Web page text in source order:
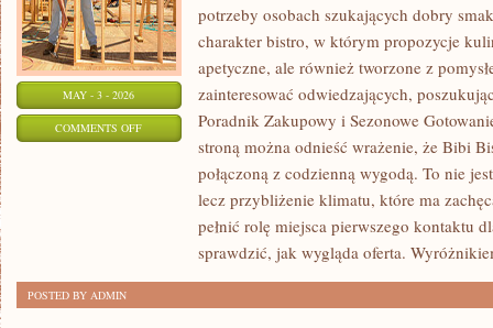
MAY - 3 - 2026
COMMENTS OFFON
PRZECHOWYWANIA
potrzeby osobach szukających dobry
charakter bistro, w którym propozycje
apetyczne, ale również tworzone z
zainteresować odwiedzających,
Poradnik Zakupowy i Sezonowe
stroną można odnieść wrażenie, że Bibi
połączoną z codzienną wygodą. To nie
lecz przybliżenie klimatu, które ma
pełnić rolę miejsca pierwszego kontaktu
sprawdzić, jak wygląda oferta.
POSTED BY ADMIN